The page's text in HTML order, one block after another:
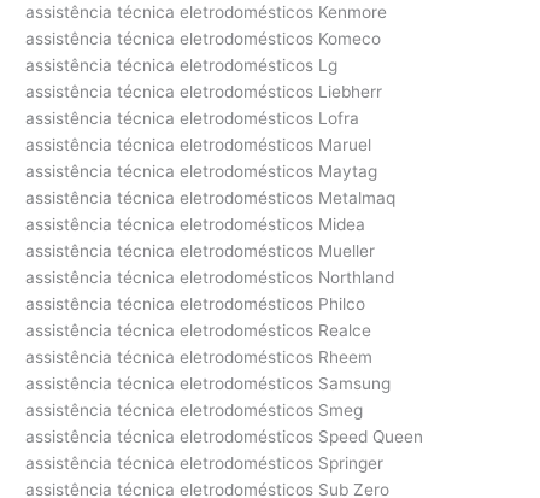
assistência técnica eletrodomésticos Kenmore
assistência técnica eletrodomésticos Komeco
assistência técnica eletrodomésticos Lg
assistência técnica eletrodomésticos Liebherr
assistência técnica eletrodomésticos Lofra
assistência técnica eletrodomésticos Maruel
assistência técnica eletrodomésticos Maytag
assistência técnica eletrodomésticos Metalmaq
assistência técnica eletrodomésticos Midea
assistência técnica eletrodomésticos Mueller
assistência técnica eletrodomésticos Northland
assistência técnica eletrodomésticos Philco
assistência técnica eletrodomésticos Realce
assistência técnica eletrodomésticos Rheem
assistência técnica eletrodomésticos Samsung
assistência técnica eletrodomésticos Smeg
assistência técnica eletrodomésticos Speed Queen
assistência técnica eletrodomésticos Springer
assistência técnica eletrodomésticos Sub Zero